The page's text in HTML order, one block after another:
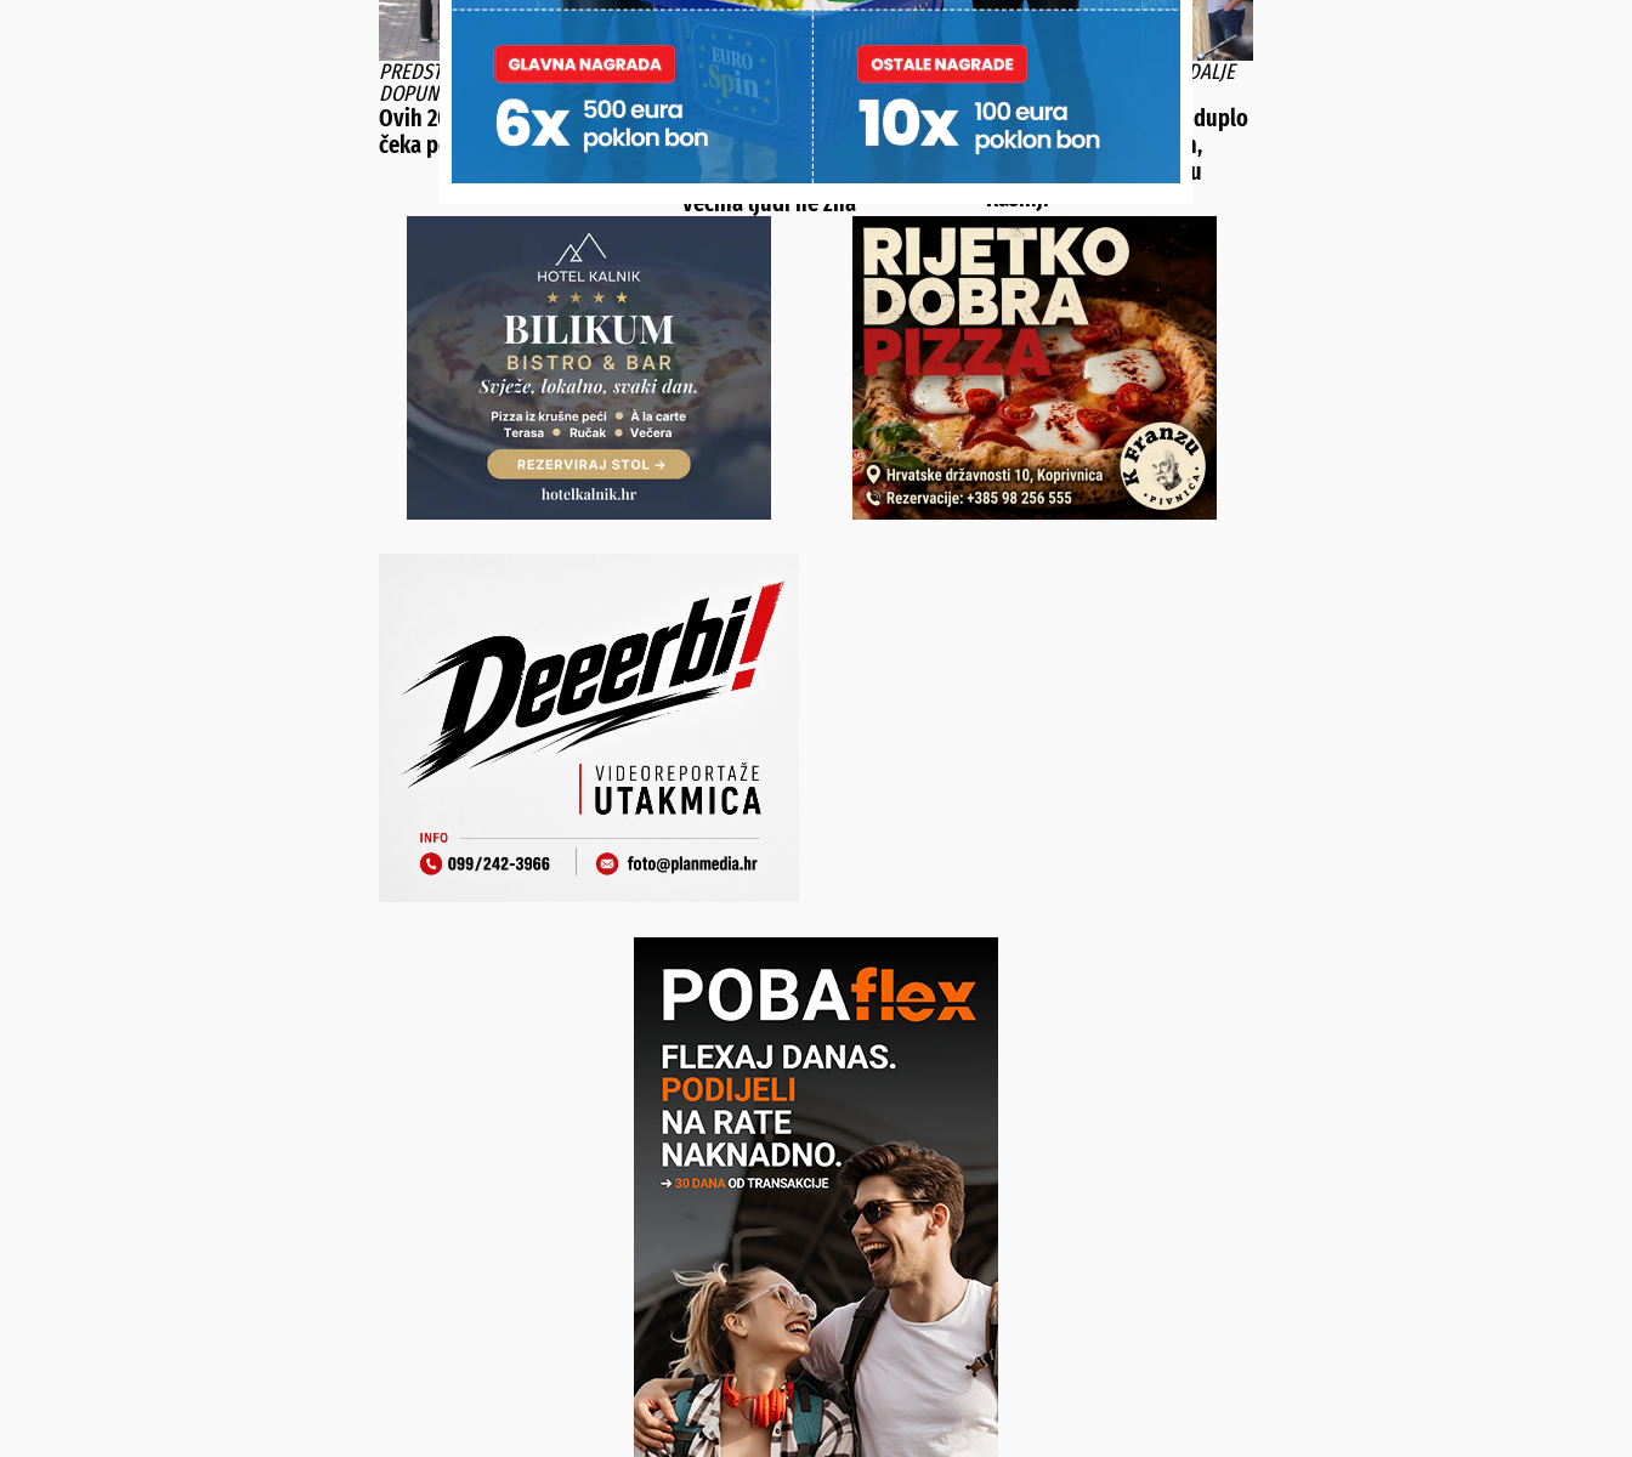
PREDSTAVLJENJE SU IZMJENE I
DOPUNE DVAJU ZAKONA
Ovih 200 tisuća građana
čeka povećanje mirovine
SAVJETI DR. IVANE BARDEK
Liječnica pojasnila što točno
označava SPF na kremi za
sunčanje i upozorila na
jednu važnu stvar koju
većina ljudi ne zna
PODRAVINA I PRIGORJE I DALJE
GUBE STANOVNIŠTVO
U pojedinim mjestima duplo
više umrlih od rođenih,
brakovi najugroženiji u
Rasinji